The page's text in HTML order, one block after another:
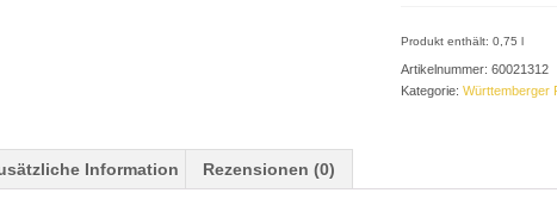
Produkt enthält: 0,75 l
Artikelnummer: 60021312
Kategorie: Württemberger
Information Rezensionen (0)